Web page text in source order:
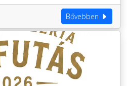
Bővebben